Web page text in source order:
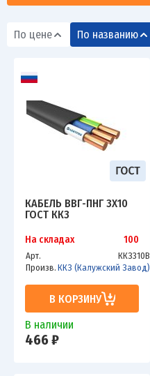
По цене По названию
КАБЕЛЬ ВВГ-ПНГ 3Х10
ГОСТ ККЗ
На складах 100
Арт.
ККЗ310В
Произв. ККЗ (Калужский Завод)
В КОРЗИНУ
В наличии
466 ₽